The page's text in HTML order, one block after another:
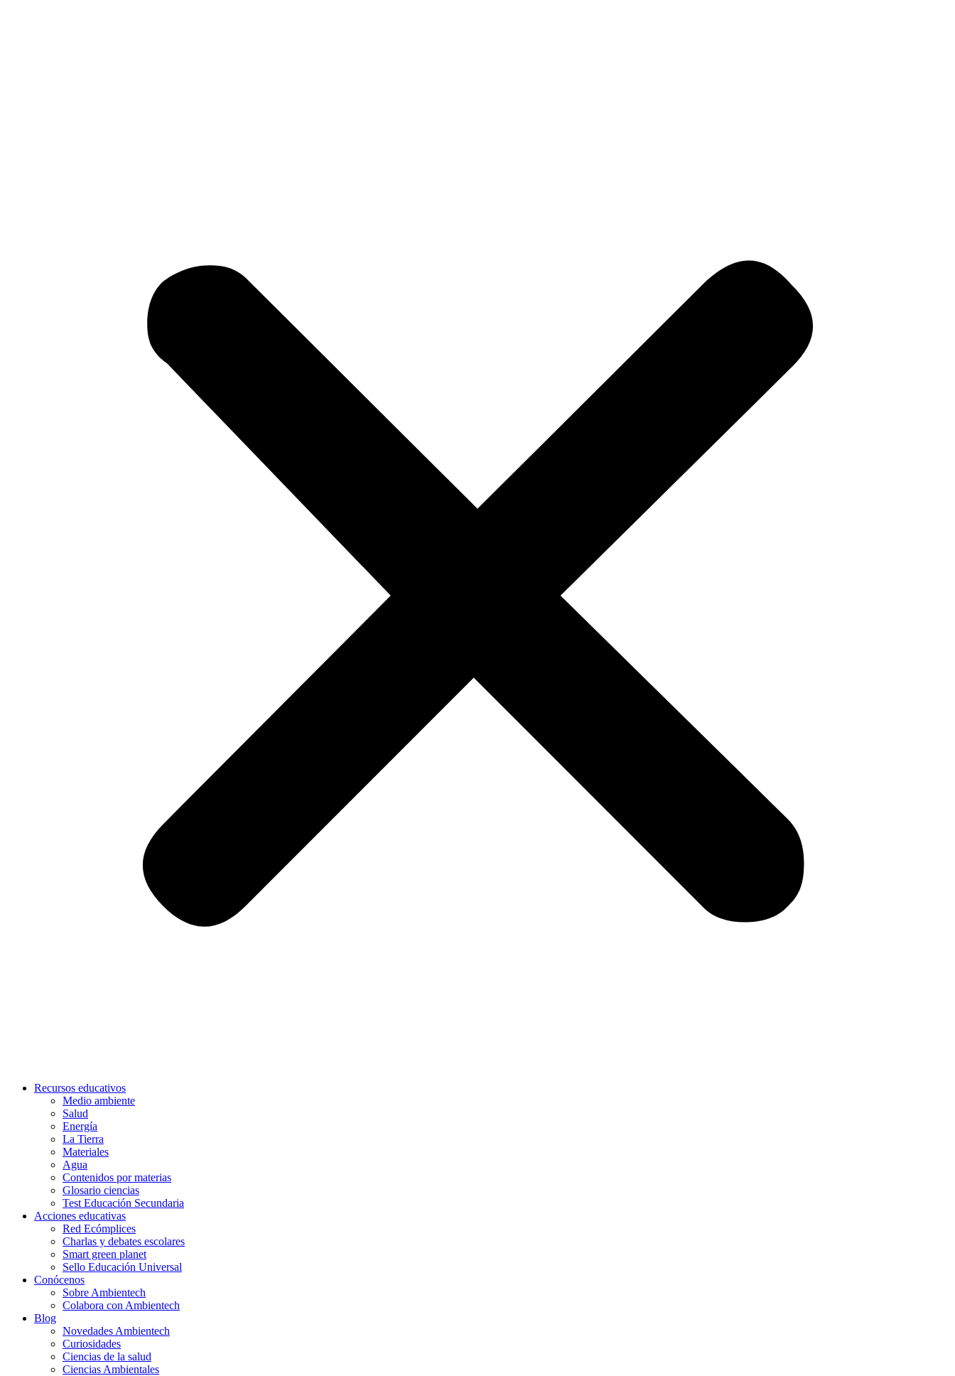
Recursos educativos
Medio ambiente
Salud
Energía
La Tierra
Materiales
Agua
Contenidos por materias
Glosario ciencias
Test Educación Secundaria
Acciones educativas
Red Ecómplices
Charlas y debates escolares
Smart green planet
Sello Educación Universal
Conócenos
Sobre Ambientech
Colabora con Ambientech
Blog
Novedades Ambientech
Curiosidades
Ciencias de la salud
Ciencias Ambientales